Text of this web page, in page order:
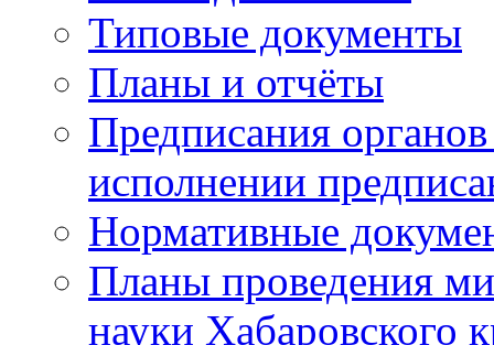
Типовые документы
Планы и отчёты
Предписания
исполнении
Нормативные
Планы проведения
науки Хабаровского